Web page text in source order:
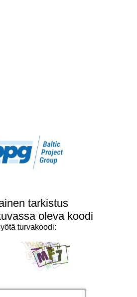
tarkistus
oleva koodi
turvakoodi: